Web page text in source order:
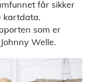
får sikker
kartdata.
som er
Welle.